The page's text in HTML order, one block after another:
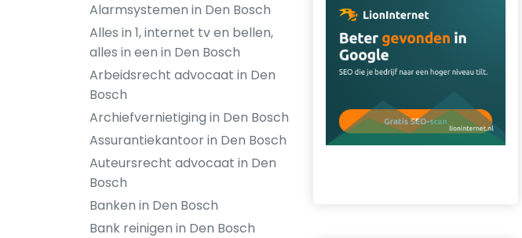
Alarmsystemen in Den Bosch
Alles in 1, internet tv en bellen,
alles in een in Den Bosch
Arbeidsrecht advocaat in Den
Bosch
Archiefvernietiging in Den Bosch
Assurantiekantoor in Den Bosch
Auteursrecht advocaat in Den
Bosch
Banken in Den Bosch
Bank reinigen in Den Bosch